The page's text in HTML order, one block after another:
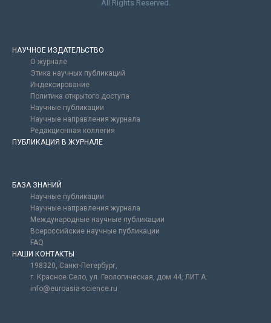
All Rights Reserved.
НАУЧНОЕ ИЗДАТЕЛЬСТВО
О журнале
Этика научных публикаций
Индексирование
Политика открытого доступа
Научные публикации
Научные направления журнала
Редакционная коллегия
ПУБЛИКАЦИЯ В ЖУРНАЛЕ
БАЗА ЗНАНИЙ
Научные публикации
Научные направления журнала
Международные научные публикации
Всероссийские научные публикации
FAQ
НАШИ КОНТАКТЫ
198320, Санкт-Петербург,
г. Красное Село, ул. Геологическая, дом 44, ЛИТ А.
info@euroasia-science.ru